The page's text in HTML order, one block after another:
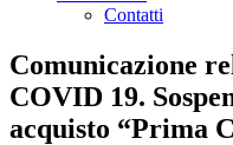
Contatti
Comunicazione
COVID 19.
acquisto “Prima